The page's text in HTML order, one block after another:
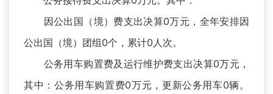
因公出国（境）费支出决算0万元，全年安排因
公出国（境）团组0个，累计0人次。
公务用车购置费及运行维护费支出决算0万元，
其中：公务用车购置费0万元，更新公务用车0辆。